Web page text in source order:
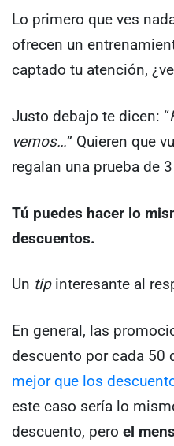
Lo primero que ves
ofrecen un
captado tu atención,
Justo debajo te dicen: “
vemos…” Quieren que
regalan una prueba de
Tú puedes hacer lo
descuentos.
Un tipinteresante al
En general, las
descuento por cada 50
mejor que los
este caso sería lo
descuento, pero el